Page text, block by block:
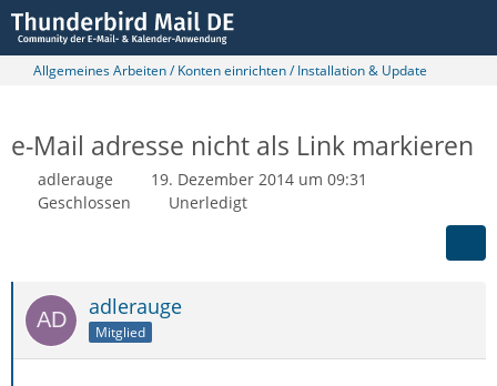
Allgemeines Arbeiten / Konten einrichten / Installation & Update
e-Mail adresse nicht als Link markieren
adlerauge
19. Dezember 2014 um 09:31
Geschlossen
Unerledigt
adlerauge
Mitglied